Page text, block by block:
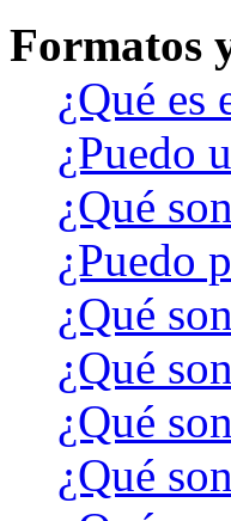
Formatos
¿Qué es
¿Puedo
¿Qué
¿Puedo
¿Qué
¿Qué
¿Qué
¿Qué